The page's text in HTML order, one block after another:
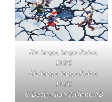
Die lange, lange Reise,
1996
Die lange, lange Reise,
1996
© Design Ilon Wikland AB